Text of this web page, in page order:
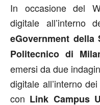
In occasione del
digitale all’interno
eGovernment della
Politecnico di
emersi da due
digitale all’interno
con Link Campus